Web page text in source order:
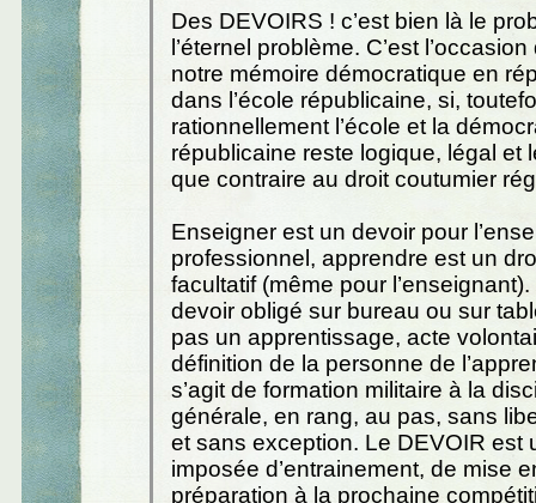
Des DEVOIRS ! c’est bien là le
l’éternel problème. C’est
notre mémoire démocratique en
dans l’école républicaine, si,
rationnellement l’école et la
républicaine reste logique, légal et
que contraire au droit coutumier
Enseigner est un devoir pour
professionnel, apprendre est un
facultatif (même pour
devoir obligé sur bureau ou sur
pas un apprentissage, acte
définition de la personne de
s’agit de formation militaire à la
générale, en rang, au pas, sans
et sans exception. Le DEVOIR est
imposée d’entrainement, de mise
préparation à la prochaine